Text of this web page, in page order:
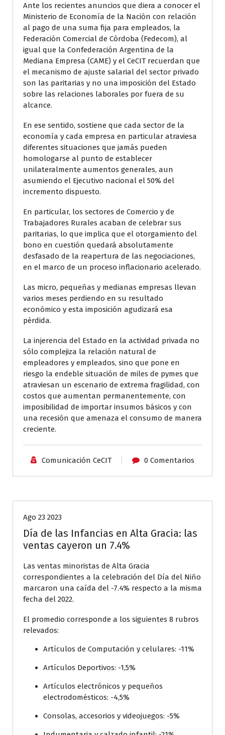
Ante los recientes anuncios que diera a conocer el
Ministerio de Economía de la Nación con relación
al pago de una suma fija para empleados, la
Federación Comercial de Córdoba (Fedecom), al
igual que la Confederación Argentina de la
Mediana Empresa (CAME) y el CeCIT recuerdan que
el mecanismo de ajuste salarial del sector privado
son las paritarias y no una imposición del Estado
sobre las relaciones laborales por fuera de su
alcance.
En ese sentido, sostiene que cada sector de la
economía y cada empresa en particular atraviesa
diferentes situaciones que jamás pueden
homologarse al punto de establecer
unilateralmente aumentos generales, aun
asumiendo el Ejecutivo nacional el 50% del
incremento dispuesto.
En particular, los sectores de Comercio y de
Trabajadores Rurales acaban de celebrar sus
paritarias, lo que implica que el otorgamiento del
bono en cuestión quedará absolutamente
desfasado de la reapertura de las negociaciones,
en el marco de un proceso inflacionario acelerado.
Las micro, pequeñas y medianas empresas llevan
varios meses perdiendo en su resultado
económico y esta imposición agudizará esa
pérdida.
La injerencia del Estado en la actividad privada no
sólo complejiza la relación natural de
empleadores y empleados, sino que pone en
riesgo la endeble situación de miles de pymes que
atraviesan un escenario de extrema fragilidad, con
costos que aumentan permanentemente, con
imposibilidad de importar insumos básicos y con
una recesión que amenaza el consumo de manera
creciente.
Comunicación CeCIT 0 Comentarios
Ago 23 2023
Día de las Infancias en Alta Gracia: las
ventas cayeron un 7.4%
Las ventas minoristas de Alta Gracia
correspondientes a la celebración del Día del Niño
marcaron una caída del -7.4% respecto a la misma
fecha del 2022.
El promedio corresponde a los siguientes 8 rubros
relevados:
Artículos de Computación y celulares: -11%
Artículos Deportivos: -1,5%
Artículos electrónicos y pequeños
electrodomésticos: -4,5%
Consolas, accesorios y videojuegos: -5%